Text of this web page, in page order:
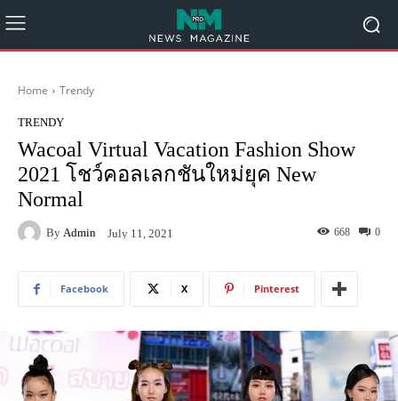
Home Trendy
TRENDY
Wacoal Virtual Vacation Fashion Show
2021 โชว์คอลเลกชันใหม่ยุค New
Normal
By Admin July 11, 2021 0
668
Facebook X Pinterest